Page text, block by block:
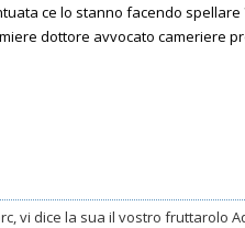
ce lo stanno facendo spellare
dottore avvocato cameriere
vi dice la sua il vostro fruttarolo